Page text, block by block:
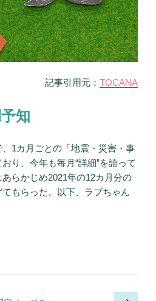
記事引用元： TOCANA
知
1カ月ごとの「地震・災害・事
り、今年も毎月“詳細”を語って
らかじめ2021年の12カ月分の
てもらった。以下、ラブちゃん